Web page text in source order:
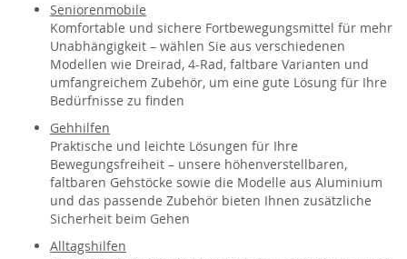
Seniorenmobile
Komfortable und sichere Fortbewegungsmittel für mehr
Unabhängigkeit – wählen Sie aus verschiedenen
Modellen wie Dreirad, 4-Rad, faltbare Varianten und
umfangreichem Zubehör, um eine gute Lösung für Ihre
Bedürfnisse zu finden
Gehhilfen
Praktische und leichte Lösungen für Ihre
Bewegungsfreiheit – unsere höhenverstellbaren,
faltbaren Gehstöcke sowie die Modelle aus Aluminium
und das passende Zubehör bieten Ihnen zusätzliche
Sicherheit beim Gehen
Alltagshilfen